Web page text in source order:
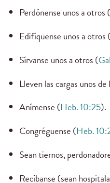
Perdónense unos a otros (
Edifíquense unos a otros (
Sírvanse unos a otros (
Lleven las cargas unos
Anímense (Heb. 10:25).
Congréguense (Heb.
Sean tiernos,
Recíbanse (sean